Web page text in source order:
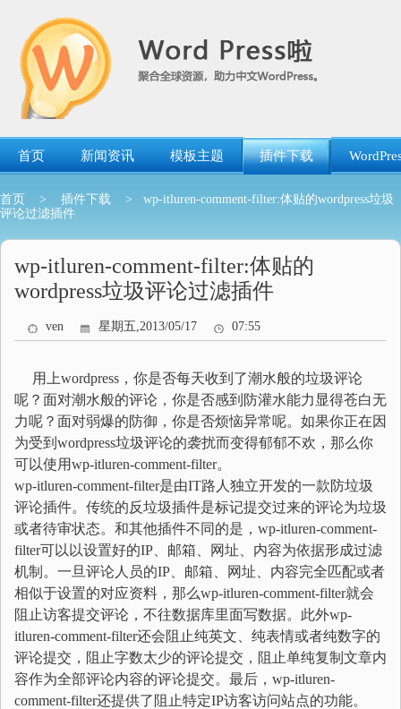
首页 新闻资讯 模板主题 插件下载
首页 > 插件下载
> wp-itluren-comment-filter:体贴的wordpress垃圾
评论过滤插件
wp-itluren-comment-filter:体贴的
wordpress垃圾评论过滤插件
ven 星期五,2013/05/17 07:55
用上wordpress，你是否每天收到了潮水般的垃圾评论
呢？面对潮水般的评论，你是否感到防灌水能力显得苍白无
力呢？面对弱爆的防御，你是否烦恼异常呢。如果你正在因
为受到wordpress垃圾评论的袭扰而变得郁郁不欢，那么你
可以使用wp-itluren-comment-filter。
wp-itluren-comment-filter是由IT路人独立开发的一款防垃圾
评论插件。传统的反垃圾插件是标记提交过来的评论为垃圾
或者待审状态。和其他插件不同的是，wp-itluren-comment-
filter可以以设置好的IP、邮箱、网址、内容为依据形成过滤
机制。一旦评论人员的IP、邮箱、网址、内容完全匹配或者
相似于设置的对应资料，那么wp-itluren-comment-filter就会
阻止访客提交评论，不往数据库里面写数据。此外wp-
itluren-comment-filter还会阻止纯英文、纯表情或者纯数字的
评论提交，阻止字数太少的评论提交，阻止单纯复制文章内
容作为全部评论内容的评论提交。最后，wp-itluren-
comment-filter还提供了阻止特定IP访客访问站点的功能。